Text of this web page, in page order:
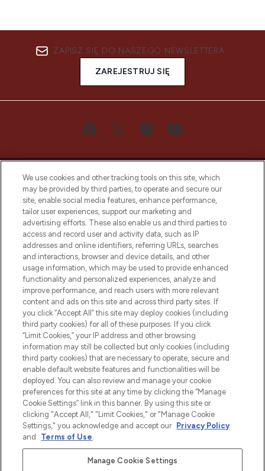
ZAPISZ SIĘ DO NASZEGO NEWSLETTERA
ZAREJESTRUJ SIĘ
Bądź pierwszą osobą, która dowie się o
najnowszych produktach, od niszowych i
uznanych marek, sezonowych trendach i
otrzyma ekskluzywne artykuły redakcyjne
z Sunday Supplement.
Zgoda na pliki cookie
Do Not Sell or Share My Personal
Information
POMOC & INFORMACJE
WAŻNE INFORMACJE
O LOOKFANTASTIC
We use cookies and other tracking tools on this site, which
may be provided by third parties, to operate and secure our
site, enable social media features, enhance performance,
tailor user experiences, support our marketing and
advertising efforts. These also enable us and third parties to
access and record user and activity data, such as IP
addresses and online identifiers, referring URLs, searches
and interactions, browser and device details, and other
usage information, which may be used to provide enhanced
functionality and personalized experiences, analyze and
improve performance, and reach users with more relevant
content and ads on this site and across third party sites. If
you click “Accept All” this site may deploy cookies (including
third party cookies) for all of these purposes. If you click
“Limit Cookies,” your IP address and other browsing
information may still be collected but only cookies (including
third party cookies) that are necessary to operate, secure and
enable default website features and functionalities will be
deployed. You can also review and manage your cookie
preferences for this site at any time by clicking the “Manage
Cookie Settings” link in this banner. By using this site or
clicking "Accept All," "Limit Cookies," or "Manage Cookie
Settings," you acknowledge and accept our Privacy Policy
and
Terms of Use.
Manage Cookie Settings